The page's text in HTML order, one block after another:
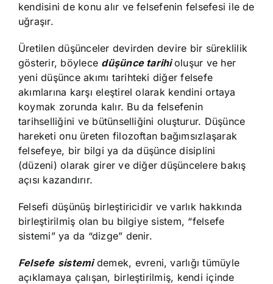
kendisini de konu alır ve felsefenin felsefesi ile de
uğraşır.
Üretilen düşünceler devirden devire bir süreklilik
gösterir, böylece düşünce tarihioluşur ve her
yeni düşünce akımı tarihteki diğer felsefe
akımlarına karşı eleştirel olarak kendini ortaya
koymak zorunda kalır. Bu da felsefenin
tarihselliğini ve bütünselliğini oluşturur. Düşünce
hareketi onu üreten filozoftan bağımsızlaşarak
felsefeye, bir bilgi ya da düşünce disiplini
(düzeni) olarak girer ve diğer düşüncelere bakış
açısı kazandırır.
Felsefi düşünüş birleştiricidir ve varlık hakkında
birleştirilmiş olan bu bilgiye sistem, “felsefe
sistemi” ya da “dizge” denir.
Felsefe sistemidemek, evreni, varlığı tümüyle
açıklamaya çalışan, birleştirilmiş, kendi içinde